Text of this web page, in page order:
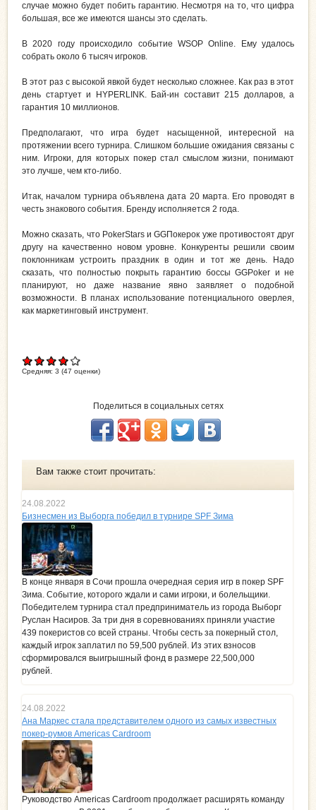
случае можно будет побить гарантию. Несмотря на то, что цифра
большая, все же имеются шансы это сделать.
В 2020 году происходило событие WSOP Online. Ему удалось
собрать около 6 тысяч игроков.
В этот раз с высокой явкой будет несколько сложнее. Как раз в этот
день стартует и HYPERLINK. Бай-ин составит 215 долларов, а
гарантия 10 миллионов.
Предполагают, что игра будет насыщенной, интересной на
протяжении всего турнира. Слишком большие ожидания связаны с
ним. Игроки, для которых покер стал смыслом жизни, понимают
это лучше, чем кто-либо.
Итак, началом турнира объявлена дата 20 марта. Его проводят в
честь знакового события. Бренду исполняется 2 года.
Можно сказать, что PokerStars и GGПокерок уже противостоят друг
другу на качественно новом уровне. Конкуренты решили своим
поклонникам устроить праздник в один и тот же день. Надо
сказать, что полностью покрыть гарантию боссы GGPoker и не
планируют, но даже название явно заявляет о подобной
возможности. В планах использование потенциального оверлея,
как маркетинговый инструмент.
Средняя: 3 (47 оценки)
Поделиться в социальных сетях
Вам также стоит прочитать:
24.08.2022
Бизнесмен из Выборга победил в турнире SPF Зима
В конце января в Сочи прошла очередная серия игр в покер SPF
Зима. Событие, которого ждали и сами игроки, и болельщики.
Победителем турнира стал предприниматель из города Выборг
Руслан Насиров. За три дня в соревнованиях приняли участие
439 покеристов со всей страны. Чтобы сесть за покерный стол,
каждый игрок заплатил по 59,500 рублей. Из этих взносов
сформировался выигрышный фонд в размере 22,500,000
рублей.
24.08.2022
Ана Маркес стала представителем одного из самых известных
покер-румов Americas Cardroom
Руководство Americas Cardroom продолжает расширять команду